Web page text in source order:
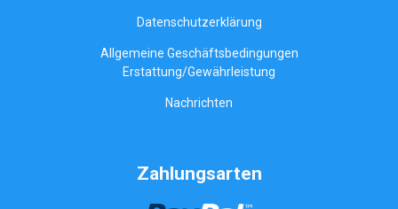
Datenschutzerklärung
Allgemeine Geschäftsbedingungen
Erstattung/Gewährleistung
Nachrichten
Zahlungsarten